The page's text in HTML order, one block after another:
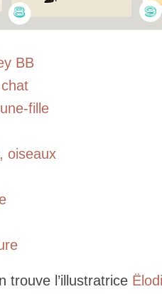
BB
fille
oiseaux
trouve l’illustratrice Ë